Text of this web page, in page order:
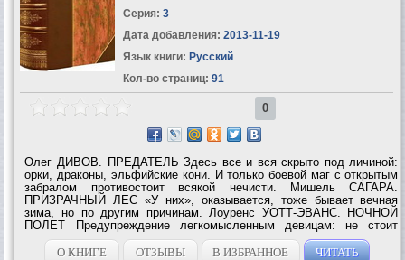
Серия: 3
Дата добавления: 2013-11-19
Язык книги: Русский
Кол-во страниц: 91
0
Олег ДИВОВ. ПРЕДАТЕЛЬ Здесь все и вся скрыто под личиной:
орки, драконы, эльфийские кони. И только боевой маг с открытым
забралом противостоит всякой нечисти. Мишель САГАРА.
ПРИЗРАЧНЫЙ ЛЕС «У них», оказывается, тоже бывает вечная
зима, но по другим причинам. Лоуренс УОТТ-ЭВАНС. НОЧНОЙ
ПОЛЕТ Предупреждение легкомысленным девицам: не стоит
убегать из дома с колдунами. Брайан ОЛДИСС. ТЕМНОЕ
СООБЩЕСТВО Включив старый...
О КНИГЕ ОТЗЫВЫ В ИЗБРАННОЕ ЧИТАТЬ